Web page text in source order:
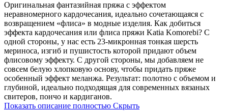
Оригинальная фантазийная пряжа с эффектом
неравномерного кардочесания, идеально сочетающаяся с
возвращением «флиса» в модные изделия. Как добиться
эффекта кардочесания или флиса пряжи Katia Komorebi? С
одной стороны, у нас есть 23-микронная тонкая шерсть
мериноса, изгиб и пушистость которой придают объем
флисовому эффекту. С другой стороны, мы добавляем не
совсем белую хлопковую основу, чтобы придать пряже
особенный эффект меланжа. Результат: полотно с объемом и
глубиной, идеально подходящая для современных вязаных
свитеров, пончо и кардиганов.
Показать описание полностью Скрыть